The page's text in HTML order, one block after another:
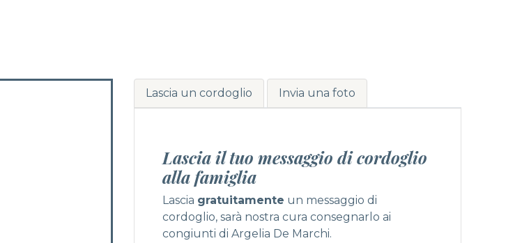
Lascia un cordoglio Invia una foto
Lascia il tuo messaggio di cordoglio
alla famiglia
Lascia gratuitamente un messaggio di
cordoglio, sarà nostra cura consegnarlo ai
congiunti di Argelia De Marchi.